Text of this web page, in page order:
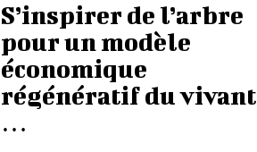
S’inspirer de l’arbre
pour un modèle
économique
régénératif du vivant
…